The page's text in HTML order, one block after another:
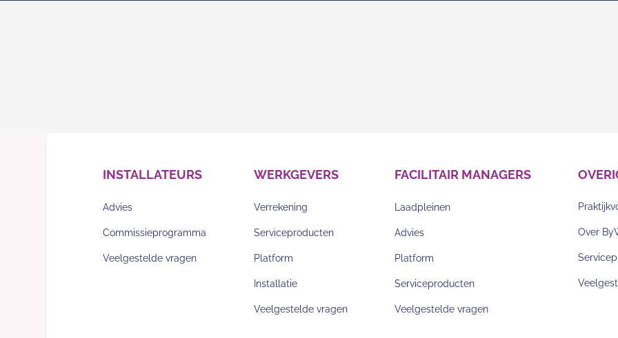
INSTALLATEURS
Advies
Commissieprogramma
Veelgestelde vragen
WERKGEVERS
Verrekening
Serviceproducten
Platform
Installatie
Veelgestelde vragen
FACILITAIR MANAGERS
Laadpleinen
Advies
Platform
Serviceproducten
Veelgestelde vragen
Over